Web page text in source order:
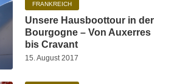
FRANKREICH
Unsere Hausboottour in der
Bourgogne – Von Auxerres
bis Cravant
15. August 2017